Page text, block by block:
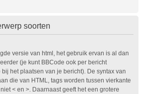
soorten
versie van html, het gebruik ervan is al dan
(je kunt BBCode ook per bericht
het plaatsen van je bericht). De syntax van
die van HTML, tags worden tussen vierkante
< en >. Daarnaast geeft het een grotere